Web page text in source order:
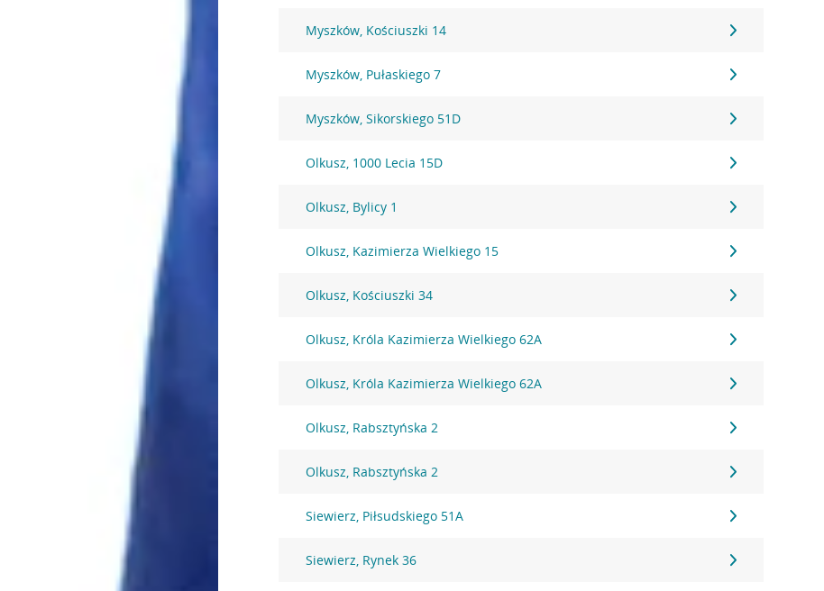
Myszków, Kościuszki 14
Myszków, Pułaskiego 7
Myszków, Sikorskiego 51D
Olkusz, 1000 Lecia 15D
Olkusz, Bylicy 1
Olkusz, Kazimierza Wielkiego 15
Olkusz, Kościuszki 34
Olkusz, Króla Kazimierza Wielkiego 62A
Olkusz, Króla Kazimierza Wielkiego 62A
Olkusz, Rabsztyńska 2
Olkusz, Rabsztyńska 2
Siewierz, Piłsudskiego 51A
Siewierz, Rynek 36